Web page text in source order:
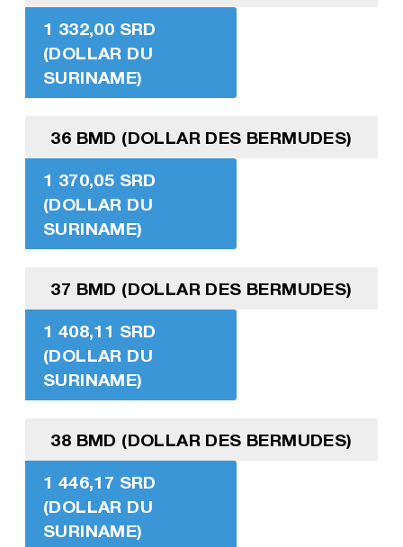
1 332,00 SRD
(DOLLAR DU
SURINAME)
36 BMD (DOLLAR DES BERMUDES)
1 370,05 SRD
(DOLLAR DU
SURINAME)
37 BMD (DOLLAR DES BERMUDES)
1 408,11 SRD
(DOLLAR DU
SURINAME)
38 BMD (DOLLAR DES BERMUDES)
1 446,17 SRD
(DOLLAR DU
SURINAME)